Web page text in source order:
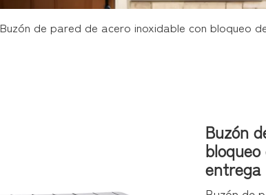
Buzón de pared de acero inoxidable con bloqueo
Buzón
entrega